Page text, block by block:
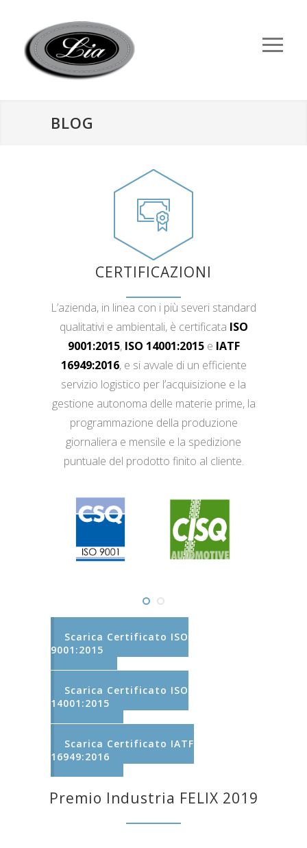
BLOG
CERTIFICAZIONI
L’azienda, in linea con i più severi standard
qualitativi e ambientali, è certificata ISO
9001:2015, ISO 14001:2015e IATF
16949:2016, e si avvale di un efficiente
servizio logistico per l’acquisizione e la
gestione autonoma delle materie prime, la
programmazione della produzione
giornaliera e mensile e la spedizione
puntuale del prodotto finito al cliente.
Scarica Certificato ISO
9001:2015
Scarica Certificato ISO
14001:2015
Scarica Certificato IATF
16949:2016
Premio Industria FELIX 2019